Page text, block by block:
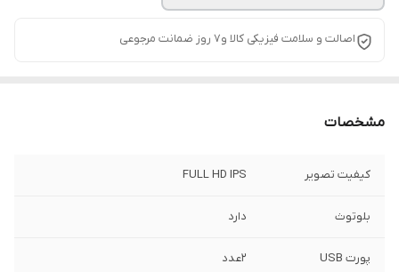
اصالت و سلامت فیزیکی کالا و7 روز ضمانت مرجوعی
مشخصات
کیفیت تصویر FULL HD IPS
بلوتوث دارد
پورت USB 2عدد